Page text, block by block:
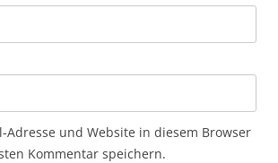
Adresse und Website in diesem Browser
Kommentar speichern.